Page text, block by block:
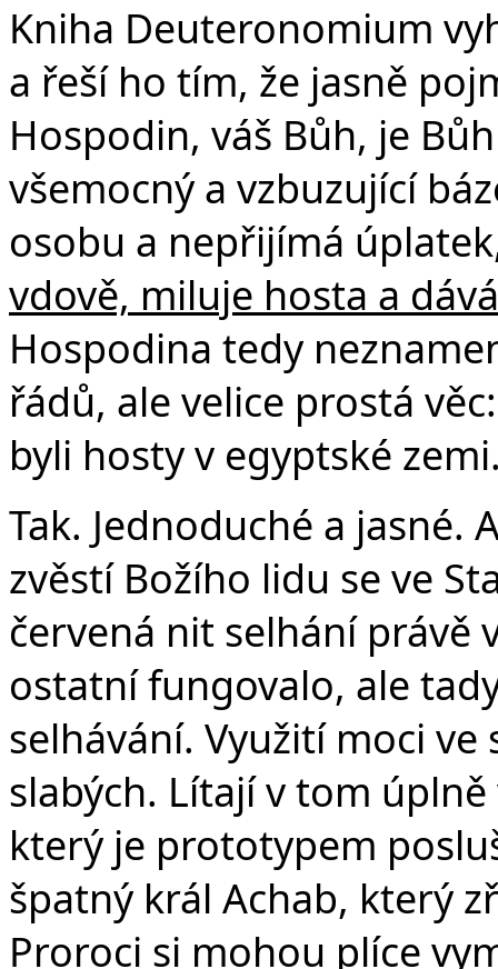
Kniha Deuteronomium
a řeší ho tím, že jasně
Hospodin, váš Bůh, je
všemocný a vzbuzující
osobu a nepřijímá
vdově, miluje hosta a
Hospodina tedy
řádů, ale velice prostá
byli hosty v egyptské
Tak. Jednoduché a jasné.
zvěstí Božího lidu se ve
červená nit selhání právě
ostatní fungovalo, ale
selhávání. Využití moci
slabých. Lítají v tom
který je prototypem
špatný král Achab, který
Proroci si mohou plíce